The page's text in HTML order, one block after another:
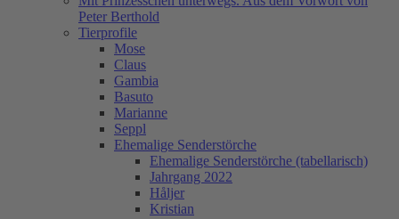
Peter Berthold
Tierprofile
Mose
Claus
Gambia
Basuto
Marianne
Seppl
Ehemalige Senderstörche
Ehemalige Senderstörche (tabellarisch)
Jahrgang 2022
Håljer
Kristian